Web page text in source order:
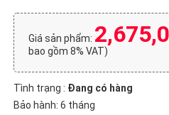
Giá sản phẩm:
bao gồm 8% VAT)
Tình trạng : Đang có hàng
Bảo hành: 6 tháng